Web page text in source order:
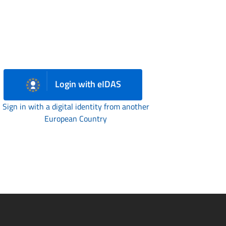
Login with eIDAS
Sign in with a digital identity from another
European Country